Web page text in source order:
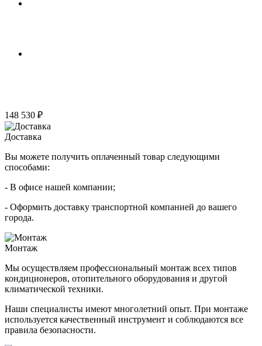
148 530 ₽
Доставка
Вы можете получить оплаченный товар следующими
способами:
- В офисе нашей компании;
- Оформить доставку транспортной компанией до вашего
города.
Монтаж
Мы осуществляем профессиональный монтаж всех типов
кондиционеров, отопительного оборудования и другой
климатической техники.
Наши специалисты имеют многолетний опыт. При монтаже
используется качественный инструмент и соблюдаются все
правила безопасности.